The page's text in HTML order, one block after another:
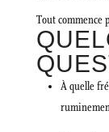
Tout commence
À quelle